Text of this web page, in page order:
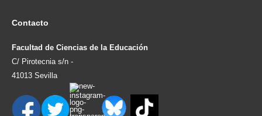
Contacto
Facultad de Ciencias de la Educación
C/ Pirotecnia s/n -
41013 Sevilla